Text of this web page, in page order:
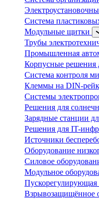
Система
Модульные щитки
Трубы
Промышленная
Корпусные решения
Система контроля
Клеммы на DIN-
Системы
Решения для
Зарядные станции
Решения для IT-
Источники
Оборудование
Силовое
Модульное
Пускорегулирующая
Взрывозащищённое